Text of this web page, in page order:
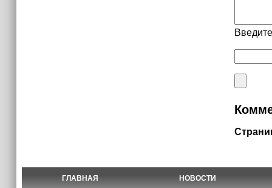
ГЛАВНАЯ НОВОСТИ